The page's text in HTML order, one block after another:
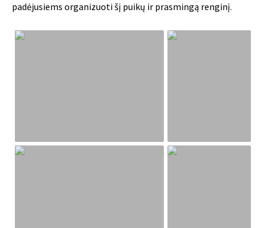
padėjusiems organizuoti šį puikų ir prasmingą renginį.